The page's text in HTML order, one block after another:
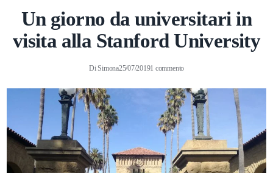
Un giorno da universitari in
visita alla Stanford University
DiSimona25/07/20191 commento